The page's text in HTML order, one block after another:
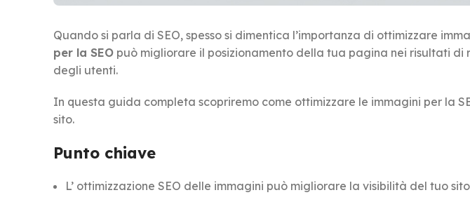
Quando si parla di SEO, spesso si dimentica l’importanza di ottimizzare
per la SEO può migliorare il posizionamento della tua pagina nei risultati di
degli utenti.
In questa guida completa scopriremo come ottimizzare le immagini per la
sito.
Punto chiave
L’ ottimizzazione SEO delle immagini può migliorare la visibilità del tuo